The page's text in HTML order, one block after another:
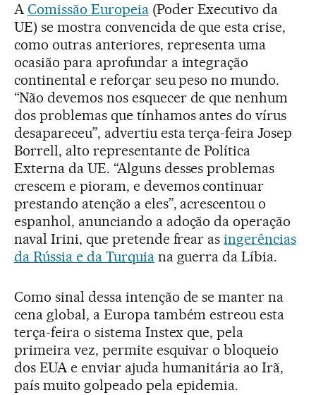
AComissão Europeia(Poder Executivo da
UE) se mostra convencida de que esta crise,
como outras anteriores, representa uma
ocasião para aprofundar a integração
continental e reforçar seu peso no mundo.
“Não devemos nos esquecer de que nenhum
dos problemas que tínhamos antes do vírus
desapareceu”, advertiu esta terça-feira Josep
Borrell, alto representante de Política
Externa da UE. “Alguns desses problemas
crescem e pioram, e devemos continuar
prestando atenção a eles”, acrescentou o
espanhol, anunciando a adoção da operação
naval Irini, que pretende frear asingerências
da Rússia e da Turquiana guerra da Líbia.
Como sinal dessa intenção de se manter na
cena global, a Europa também estreou esta
terça-feira o sistema Instex que, pela
primeira vez, permite esquivar o bloqueio
dos EUA e enviar ajuda humanitária ao Irã,
país muito golpeado pela epidemia.